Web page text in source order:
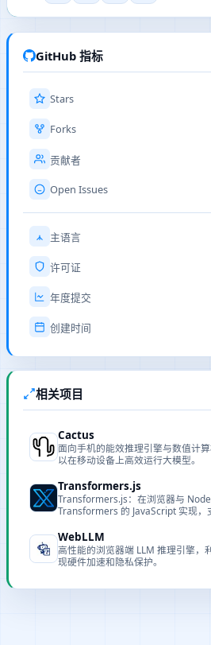
GitHub 指标
Stars
Forks
贡献者
Open Issues
主语言
许可证
年度提交
创建时间
相关项目
Cactus
面向手机的能效推理引擎与数值计
以在移动设备上高效运行大模型。
Transformers.js
Transformers.js：在浏览器与
Transformers 的 JavaScript 实现，
WebLLM
高性能的浏览器端 LLM 推理引擎，
现硬件加速和隐私保护。